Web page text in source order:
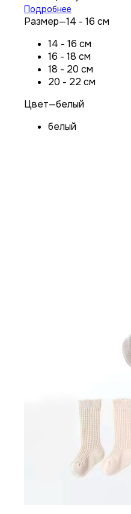
Подробнее
Размер—14 - 16 см
14 - 16 см
16 - 18 см
18 - 20 см
20 - 22 см
Цвет—белый
белый